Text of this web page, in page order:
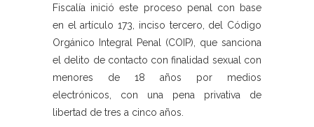
Fiscalía inició este proceso penal con base
en el artículo 173, inciso tercero, del Código
Orgánico Integral Penal (COIP), que sanciona
el delito de contacto con finalidad sexual con
menores de 18 años por medios
electrónicos, con una pena privativa de
libertad de tres a cinco años.